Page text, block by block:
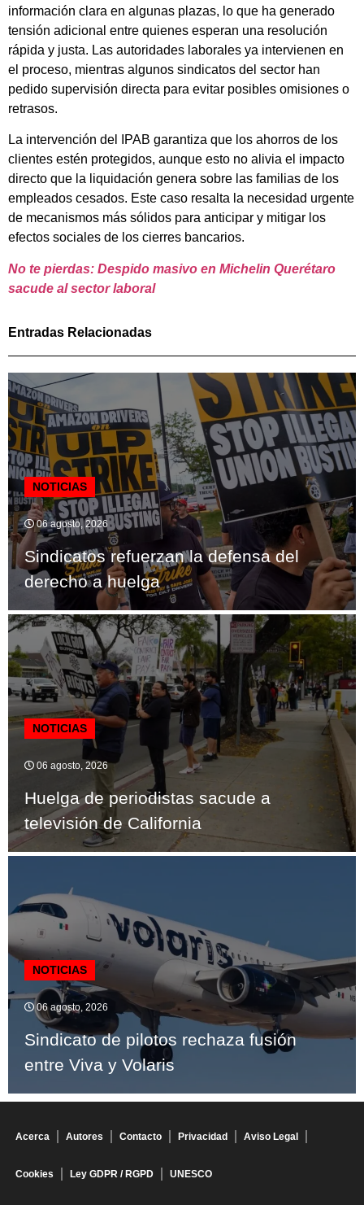
información clara en algunas plazas, lo que ha generado
tensión adicional entre quienes esperan una resolución
rápida y justa. Las autoridades laborales ya intervienen en
el proceso, mientras algunos sindicatos del sector han
pedido supervisión directa para evitar posibles omisiones o
retrasos.
La intervención del IPAB garantiza que los ahorros de los
clientes estén protegidos, aunque esto no alivia el impacto
directo que la liquidación genera sobre las familias de los
empleados cesados. Este caso resalta la necesidad urgente
de mecanismos más sólidos para anticipar y mitigar los
efectos sociales de los cierres bancarios.
No te pierdas: Despido masivo en Michelin Querétaro
sacude al sector laboral
Entradas Relacionadas
NOTICIAS
06 agosto, 2026
Sindicatos refuerzan la defensa del
derecho a huelga
NOTICIAS
06 agosto, 2026
Huelga de periodistas sacude a
televisión de California
NOTICIAS
06 agosto, 2026
Sindicato de pilotos rechaza fusión
entre Viva y Volaris
Acerca Autores Contacto Privacidad Aviso Legal
Cookies Ley GDPR / RGPD UNESCO